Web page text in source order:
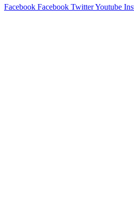
Facebook Facebook TwitterYoutube